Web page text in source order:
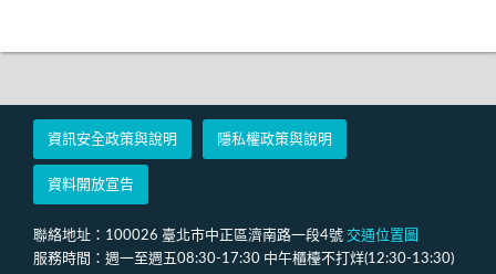
資訊安全政策與說明 隱私權政策與說明
資料開放宣告
聯絡地址：100026 臺北市中正區濟南路一段4號 交通位置圖
服務時間：週一至週五08:30-17:30 中午櫃檯不打烊(12:30-13:30)